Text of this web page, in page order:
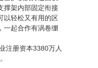
撑架内部固定衔接
以轻松又有用的区
一起合作有涡卷绷
注册资本3380万人